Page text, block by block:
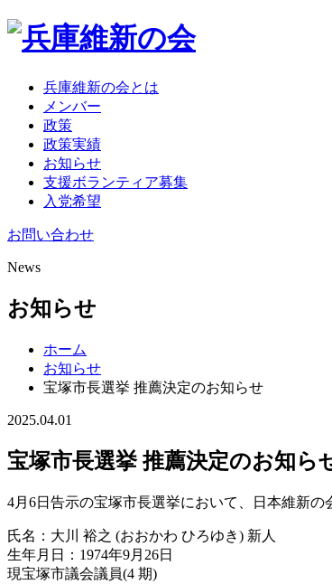
兵庫維新の会とは
メンバー
政策
政策実績
お知らせ
支援ボランティア募集
入党希望
お問い合わせ
News
お知らせ
ホーム
お知らせ
宝塚市長選挙 推薦決定のお知らせ
2025.04.01
宝塚市長選挙 推薦決定のお知ら
4月6日告示の宝塚市長選挙において、日本維新
氏名：大川 裕之 (おおかわ ひろゆき) 新人
生年月日：1974年9月26日
現宝塚市議会議員(4 期)